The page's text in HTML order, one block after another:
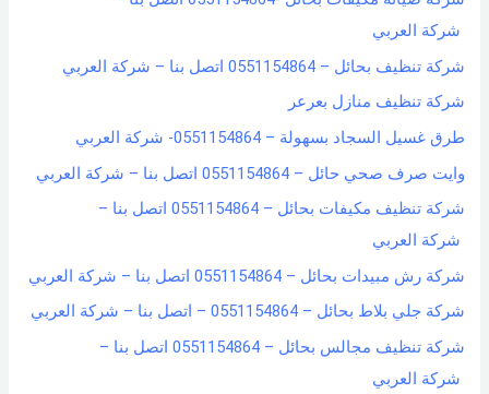
شركة العربي
شركة تنظيف بحائل – 0551154864 اتصل بنا – شركة العربي
شركة تنظيف منازل بعرعر
طرق غسيل السجاد بسهولة – 0551154864- شركة العربي
وايت صرف صحي حائل – 0551154864 اتصل بنا – شركة العربي
شركة تنظيف مكيفات بحائل – 0551154864 اتصل بنا –
شركة العربي
شركة رش مبيدات بحائل – 0551154864 اتصل بنا – شركة العربي
شركة جلي بلاط بحائل – 0551154864 – اتصل بنا – شركة العربي
شركة تنظيف مجالس بحائل – 0551154864 اتصل بنا –
شركة العربي